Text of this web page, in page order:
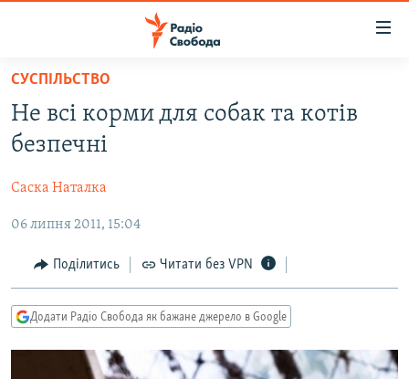
Перейти
основного
матеріалу
до
навігації
Перейти
пошуку
ВСЕ ЗА ДОБУ
ПОЛІТИКА
ЕКОНОМІКА
СУСПІЛЬСТВО
СПОРТ
ВІЙНА
РОСІЙСЬКА «ФІЛЬТРАЦІЯ»
ДОНБАС.РЕАЛІЇ
КРИМ.РЕАЛІЇ
ТИ ЯК?
СУСПІЛЬСТВО
Не всі корми для собак та котів
безпечні
Саска Наталка
06 липня 2011, 15:04
Поділитись Читати без VPN
Додати Радіо Свобода як бажане джерело в Google